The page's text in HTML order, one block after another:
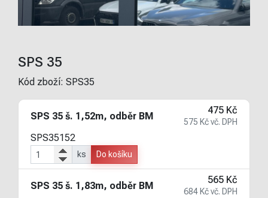
SPS 35
Kód zboží: SPS35
SPS 35 š. 1,52m, odběr BM
475 Kč
575 Kč vč. DPH
SPS35152
ks Do košíku
SPS 35 š. 1,83m, odběr BM
565 Kč
684 Kč vč. DPH